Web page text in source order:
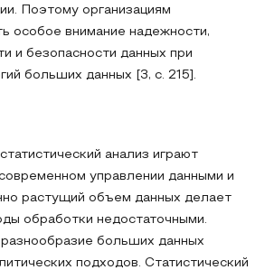
Поэтому организациям
особое внимание надежности,
и безопасности данных при
больших данных [3, с. 215].
анализ играют
управлении данными и
растущий объем данных делает
обработки недостаточными.
больших данных
подходов. Статистический